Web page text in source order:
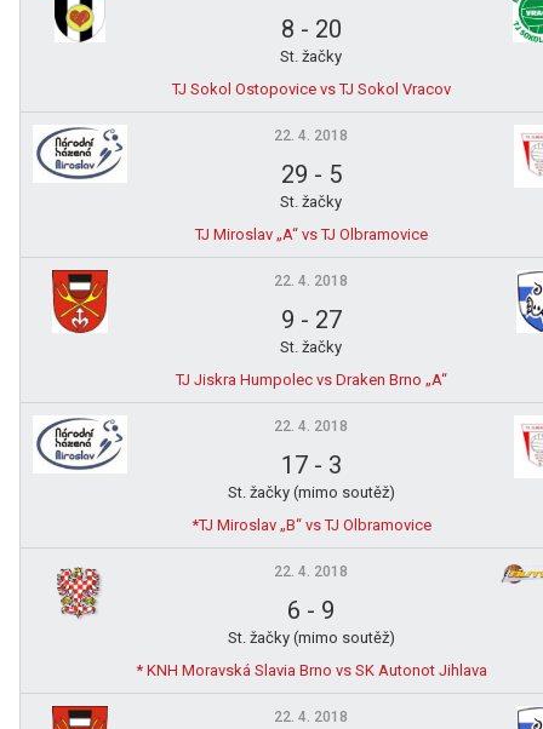
8 - 20
St. žačky
TJ Sokol Ostopovice vs TJ Sokol Vracov
22. 4. 2018
29 - 5
St. žačky
TJ Miroslav „A“ vs TJ Olbramovice
22. 4. 2018
9 - 27
St. žačky
TJ Jiskra Humpolec vs Draken Brno „A“
22. 4. 2018
17- 3
St. žačky (mimo soutěž)
*TJ Miroslav „B“ vs TJ Olbramovice
22. 4. 2018
6 - 9
St. žačky (mimo soutěž)
* KNH Moravská Slavia Brno vs SK Autonot Jihlava
22. 4. 2018